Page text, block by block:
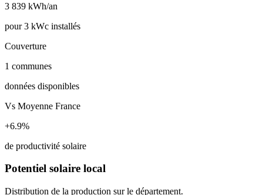
3 839 kWh/an
pour 3 kWc installés
Couverture
1 communes
données disponibles
Vs Moyenne France
+6.9%
de productivité solaire
Potentiel solaire local
Distribution de la production sur le département.